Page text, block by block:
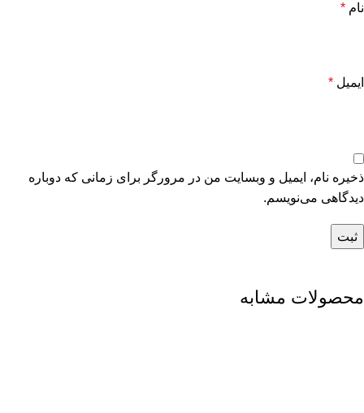
نام *
ایمیل *
ذخیره نام، ایمیل و وبسایت من در مرورگر برای زمانی که دوباره
دیدگاهی می‌نویسم.
محصولات مشابه